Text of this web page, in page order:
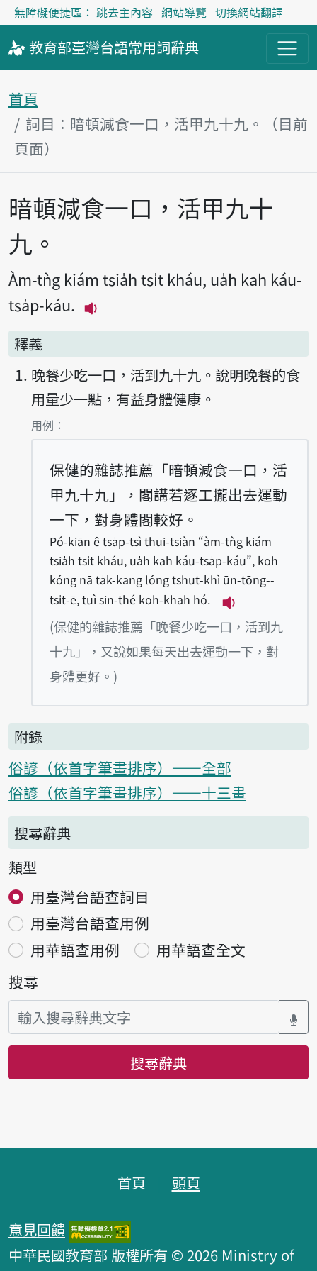
無障礙便捷區： 跳去主內容 網站導覽 切換網站翻譯
教育部臺灣台語常用詞辭典
首頁
詞目：暗頓減食一口，活甲九十九。（目前
頁面）
主內容區塊
暗頓減食一口，活甲九十
九。
Àm-tǹg kiám tsia̍h tsi̍t kháu, ua̍h kah káu-
tsa̍p-káu.
釋義
晚餐少吃一口，活到九十九。說明晚餐的食
用量少一點，有益身體健康。
第1項釋義的
用例：
保健的雜誌推薦「暗頓減食一口，活
甲九十九」，閣講若逐工攏出去運動
一下，對身體閣較好。
Pó-kiān ê tsa̍p-tsì thui-tsiàn “àm-tǹg kiám
tsia̍h tsi̍t kháu, ua̍h kah káu-tsa̍p-káu”, koh
kóng nā ta̍k-kang lóng tshut-khì ūn-tōng--
tsi̍t-ē, tuì sin-thé koh-khah hó.
播放例句
(保健的雜誌推薦「晚餐少吃一口，活到九
十九」，又說如果每天出去運動一下，對
身體更好。)
附錄
俗諺（依首字筆畫排序）——全部
俗諺（依首字筆畫排序）——十三畫
搜尋辭典
類型
用臺灣台語查詞目
用臺灣台語查用例
用華語查用例
用華語查全文
搜尋
搜尋辭典
首頁 頭頁
意見回饋
中華民國教育部 版權所有 © 2026 Ministry of